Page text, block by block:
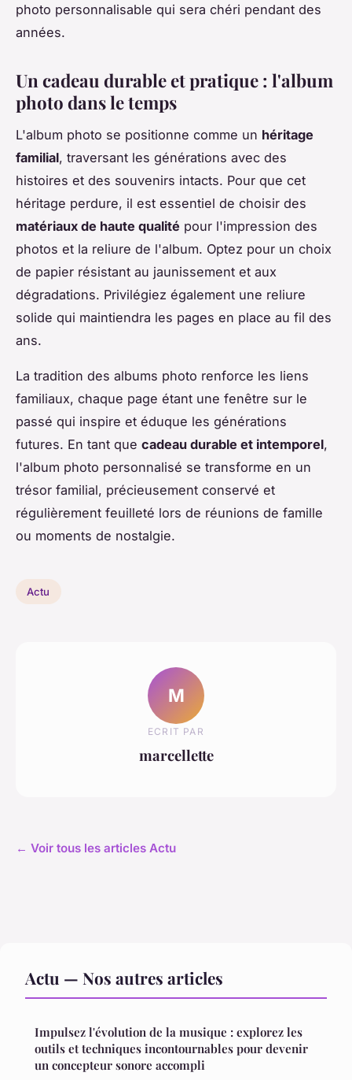
photo personnalisable qui sera chéri pendant des
années.
Un cadeau durable et pratique : l'album
photo dans le temps
L'album photo se positionne comme un héritage
familial, traversant les générations avec des
histoires et des souvenirs intacts. Pour que cet
héritage perdure, il est essentiel de choisir des
matériaux de haute qualité pour l'impression des
photos et la reliure de l'album. Optez pour un choix
de papier résistant au jaunissement et aux
dégradations. Privilégiez également une reliure
solide qui maintiendra les pages en place au fil des
ans.
La tradition des albums photo renforce les liens
familiaux, chaque page étant une fenêtre sur le
passé qui inspire et éduque les générations
futures. En tant que cadeau durable et intemporel,
l'album photo personnalisé se transforme en un
trésor familial, précieusement conservé et
régulièrement feuilleté lors de réunions de famille
ou moments de nostalgie.
Actu
M
ECRIT PAR
marcellette
← Voir tous les articles Actu
Actu — Nos autres articles
Impulsez l'évolution de la musique : explorez les
outils et techniques incontournables pour devenir
un concepteur sonore accompli